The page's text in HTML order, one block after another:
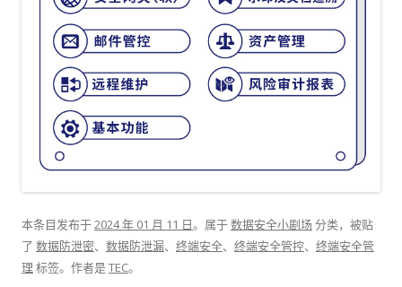
本条目发布于2024 年 01 月 11 日。属于数据安全小剧场分类，被贴
了 数据防泄密、 数据防泄漏、 终端安全、 终端安全管控、 终端安全管
理 标签。 作者是TEC。